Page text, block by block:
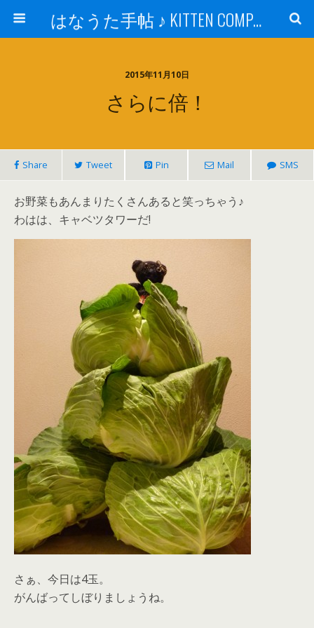
はなうた手帖 ♪ KITTEN COMPANY
2015年11月10日
さらに倍！
Share Tweet Pin Mail SMS
お野菜もあんまりたくさんあると笑っちゃう♪
わはは、キャベツタワーだ!
さぁ、今日は4玉。
がんばってしぼりましょうね。